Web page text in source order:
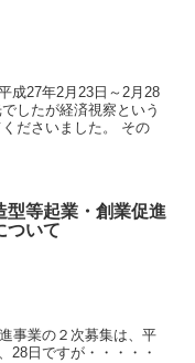
成27年2月23日～2月28
したが経済視察という
ださいました。 その
型等起業・創業促進
ついて
事業の２次募集は、平
28日ですが・・・・・